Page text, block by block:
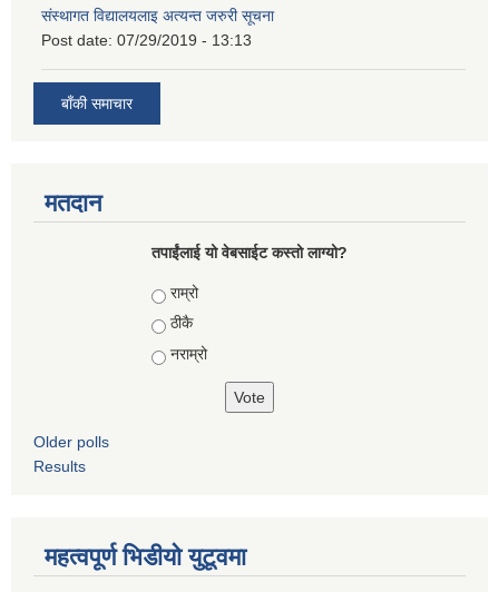
संस्थागत विद्यालयलाइ अत्यन्त जरुरी सूचना
Post date: 07/29/2019 - 13:13
बाँकी समाचार
मतदान
तपाईंलाई यो वेबसाईट कस्तो लाग्यो?
Choices
राम्रो
ठीकै
नराम्रो
Older polls
Results
महत्वपूर्ण भिडीयो युटूवमा